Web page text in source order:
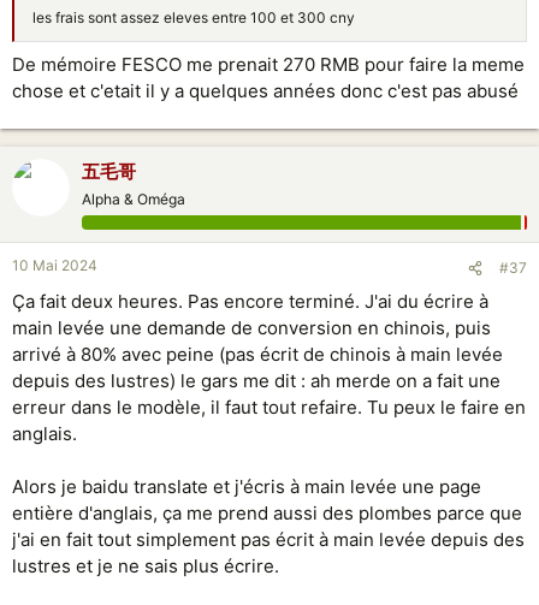
les frais sont assez eleves entre 100 et 300 cny
De mémoire FESCO me prenait 270 RMB pour faire la meme
chose et c'etait il y a quelques années donc c'est pas abusé
五毛哥
Alpha & Oméga
10 Mai 2024 #37
Ça fait deux heures. Pas encore terminé. J'ai du écrire à
main levée une demande de conversion en chinois, puis
arrivé à 80% avec peine (pas écrit de chinois à main levée
depuis des lustres) le gars me dit : ah merde on a fait une
erreur dans le modèle, il faut tout refaire. Tu peux le faire en
anglais.
Alors je baidu translate et j'écris à main levée une page
entière d'anglais, ça me prend aussi des plombes parce que
j'ai en fait tout simplement pas écrit à main levée depuis des
lustres et je ne sais plus écrire.